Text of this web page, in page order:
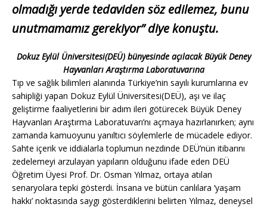
olmadığı yerde tedaviden söz edilemez, bunu
unutmamamız gerekiyor” diye konuştu.
Dokuz Eylül Üniversitesi(DEÜ) bünyesinde açılacak Büyük Deney
Hayvanları Araştırma Laboratuvarına
Tıp ve sağlık bilimleri alanında Türkiye’nin sayılı kurumlarına ev
sahipliği yapan Dokuz Eylül Üniversitesi(DEÜ), aşı ve ilaç
geliştirme faaliyetlerini bir adım ileri götürecek Büyük Deney
Hayvanları Araştırma Laboratuvarı’nı açmaya hazırlanırken; aynı
zamanda kamuoyunu yanıltıcı söylemlerle de mücadele ediyor.
Sahte içerik ve iddialarla toplumun nezdinde DEÜ’nün itibarını
zedelemeyi arzulayan yapıların olduğunu ifade eden DEÜ
Öğretim Üyesi Prof. Dr. Osman Yılmaz, ortaya atılan
senaryolara tepki gösterdi. İnsana ve bütün canlılara ‘yaşam
hakkı’ noktasında saygı gösterdiklerini belirten Yılmaz, deneysel